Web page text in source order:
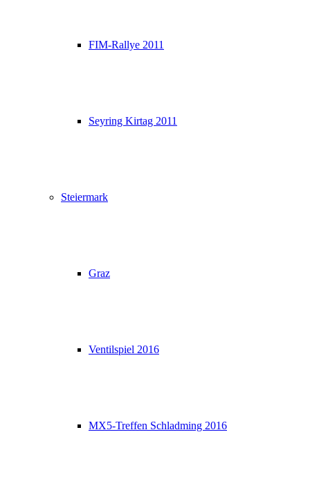
FIM-Rallye 2011
Seyring Kirtag 2011
Steiermark
Graz
Ventilspiel 2016
MX5-Treffen Schladming 2016